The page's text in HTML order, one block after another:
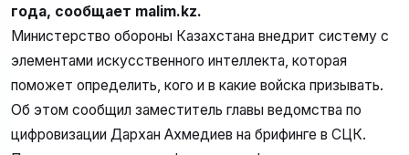
года, сообщает malim.kz.
Министерство обороны Казахстана внедрит систему с
элементами искусственного интеллекта, которая
поможет определить, кого и в какие войска призывать.
Об этом сообщил заместитель главы ведомства по
цифровизации Дархан Ахмедиев на брифинге в СЦК.